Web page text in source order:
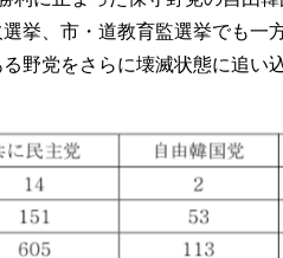
挙、市・道教育監選挙でも一
野党をさらに壊滅状態に追い